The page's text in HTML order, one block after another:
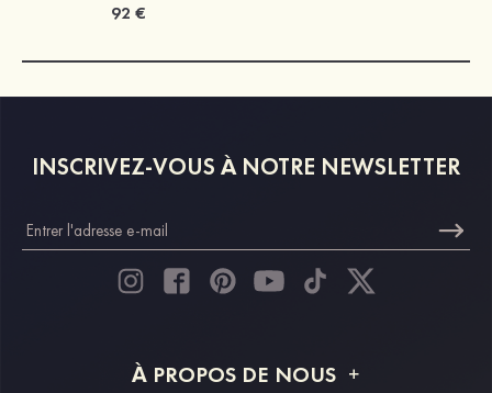
92 €
INSCRIVEZ-VOUS À NOTRE NEWSLETTER
À PROPOS DE NOUS